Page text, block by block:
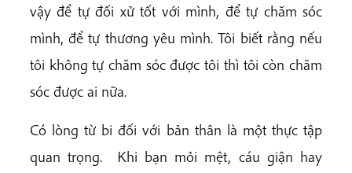
vậy để tự đối xử tốt với mình, để tự chăm sóc
mình, để tự thương yêu mình. Tôi biết rằng nếu
tôi không tự chăm sóc được tôi thì tôi còn chăm
sóc được ai nữa.
Có lòng từ bi đối với bản thân là một thực tập
quan trọng. Khi bạn mỏi mệt, cáu giận hay